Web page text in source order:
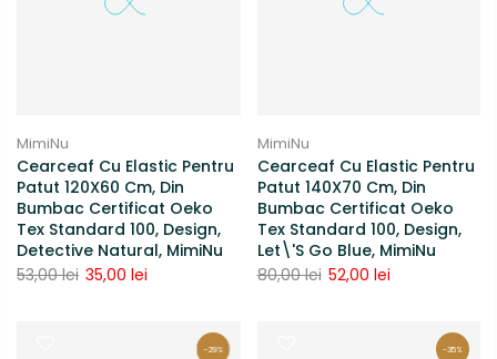
MimiNu
Cearceaf Cu Elastic Pentru
Patut 120X60 Cm, Din
Bumbac Certificat Oeko
Tex Standard 100, Design,
Detective Natural, MimiNu
53,00 lei 35,00 lei
MimiNu
Cearceaf Cu Elastic Pentru
Patut 140X70 Cm, Din
Bumbac Certificat Oeko
Tex Standard 100, Design,
Let\'s Go Blue, MimiNu
80,00 lei 52,00 lei
-29% -35%